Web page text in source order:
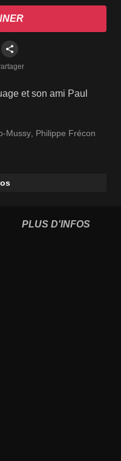
et son ami Paul
Mussy, Philippe Frécon
PLUS D'INFOS